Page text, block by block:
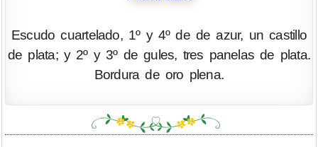
Escudo cuartelado, 1º y 4º de de azur, un castillo
de plata; y 2º y 3º de gules, tres panelas de plata.
Bordura de oro plena.